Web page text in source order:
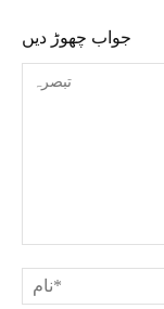
جواب چھوڑ دیں